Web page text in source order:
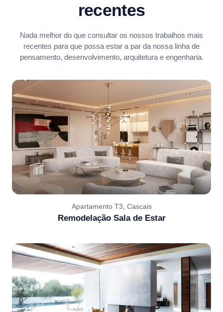
recentes
Nada melhor do que consultar os nossos trabalhos mais
recentes para que possa estar a par da nossa linha de
pensamento, desenvolvimento, arquitetura e engenharia.
Apartamento T3, Cascais
Remodelação Sala de Estar